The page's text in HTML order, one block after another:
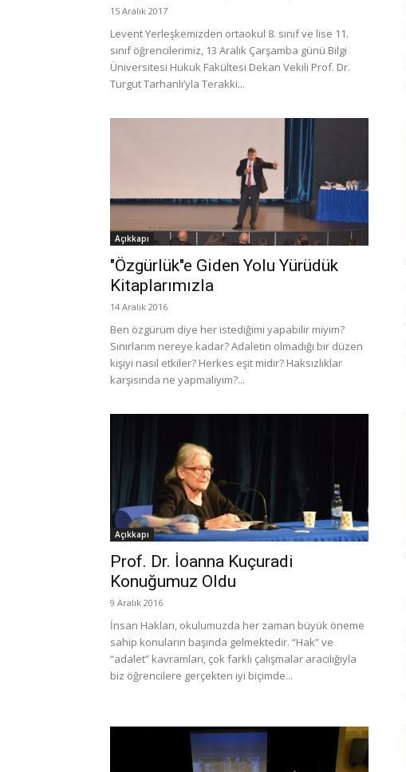
15 Aralık 2017
Levent Yerleşkemizden ortaokul 8. sınıf ve lise 11.
sınıf öğrencilerimiz, 13 Aralık Çarşamba günü Bilgi
Üniversitesi Hukuk Fakültesi Dekan Vekili Prof. Dr.
Turgut Tarhanlı’yla Terakki...
Açıkkapı
"Özgürlük"e Giden Yolu Yürüdük
Kitaplarımızla
14 Aralık 2016
Ben özgürüm diye her istediğimi yapabilir miyim?
Sınırlarım nereye kadar? Adaletin olmadığı bir düzen
kişiyi nasıl etkiler? Herkes eşit midir? Haksızlıklar
karşısında ne yapmalıyım?...
Açıkkapı
Prof. Dr. İoanna Kuçuradi
Konuğumuz Oldu
9 Aralık 2016
İnsan Hakları, okulumuzda her zaman büyük öneme
sahip konuların başında gelmektedir. “Hak” ve
“adalet” kavramları, çok farklı çalışmalar aracılığıyla
biz öğrencilere gerçekten iyi biçimde...